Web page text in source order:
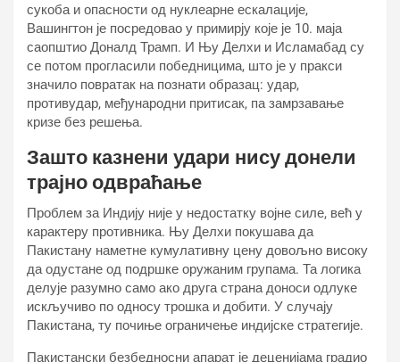
сукоба и опасности од нуклеарне ескалације,
Вашингтон је посредовао у примирју које је 10. маја
саопштио Доналд Трамп. И Њу Делхи и Исламабад су
се потом прогласили победницима, што је у пракси
значило повратак на познати образац: удар,
противудар, међународни притисак, па замрзавање
кризе без решења.
Зашто казнени удари нису донели
трајно одвраћање
Проблем за Индију није у недостатку војне силе, већ у
карактеру противника. Њу Делхи покушава да
Пакистану наметне кумулативну цену довољно високу
да одустане од подршке оружаним групама. Та логика
делује разумно само ако друга страна доноси одлуке
искључиво по односу трошка и добити. У случају
Пакистана, ту почиње ограничење индијске стратегије.
Пакистански безбедносни апарат је деценијама градио